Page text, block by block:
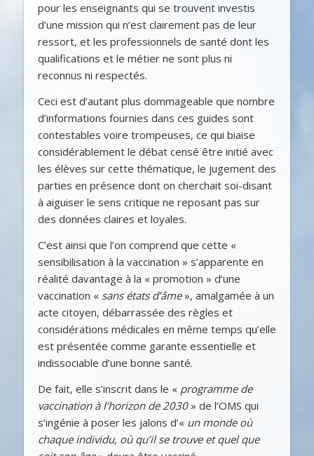
pour les enseignants qui se trouvent investis
d’une mission qui n’est clairement pas de leur
ressort, et les professionnels de santé dont les
qualifications et le métier ne sont plus ni
reconnus ni respectés.
Ceci est d’autant plus dommageable que nombre
d’informations fournies dans ces guides sont
contestables voire trompeuses, ce qui biaise
considérablement le débat censé être initié avec
les élèves sur cette thématique, le jugement des
parties en présence dont on cherchait soi-disant
à aiguiser le sens critique ne reposant pas sur
des données claires et loyales.
C’est ainsi que l’on comprend que cette «
sensibilisation à la vaccination » s’apparente en
réalité davantage à la « promotion » d’une
vaccination « sans états d’âme», amalgamée à un
acte citoyen, débarrassée des règles et
considérations médicales en même temps qu’elle
est présentée comme garante essentielle et
indissociable d’une bonne santé.
De fait, elle s’inscrit dans le « programme de
vaccination à l’horizon de 2030» de l’OMS qui
s’ingénie à poser les jalons d’« un monde où
chaque individu, où qu’il se trouve et quel que